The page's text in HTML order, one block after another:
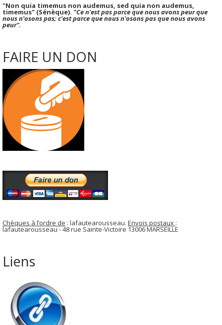
"Non quia timemus non audemus, sed quia non audemus,
timemus" (Sénèque). "Ce n'est pas parce que nous avons peur que
nous n'osons pas; c'est parce que nous n'osons pas que nous avons
peur".
FAIRE UN DON
Chèques à l’ordre de : lafautearousseau. Envois postaux :
lafautearousseau - 48 rue Sainte-Victoire 13006 MARSEILLE
Liens